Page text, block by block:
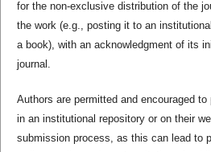
for the non-exclusive distribution of the
the work (e.g., posting it to an
a book), with an acknowledgment of its
journal.
Authors are permitted and encouraged to
in an institutional repository or on their
submission process, as this can lead to